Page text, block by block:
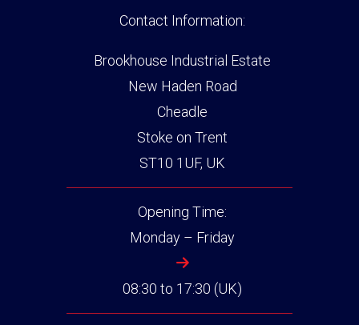
Contact Information:
Brookhouse Industrial Estate
New Haden Road
Cheadle
Stoke on Trent
ST10 1UF, UK
Opening Time:
Monday – Friday
08:30 to 17:30 (UK)